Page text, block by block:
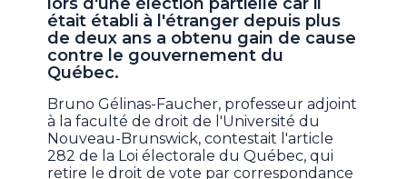
était établi à l'étranger depuis plus
de deux ans a obtenu gain de cause
contre le gouvernement du
Québec.
Bruno Gélinas-Faucher, professeur adjoint
à la faculté de droit de l'Université du
Nouveau-Brunswick, contestait l'article
282 de la Loi électorale du Québec, qui
retire le droit de vote par correspondance